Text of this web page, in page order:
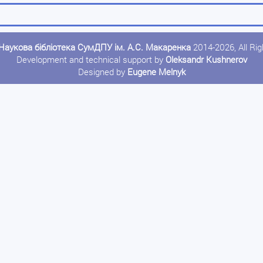
бібліотека СумДПУ ім. А.С. Макаренка 2014-2026, All
Development and technical support by Oleksandr Kushnerov
Designed by Eugene Melnyk